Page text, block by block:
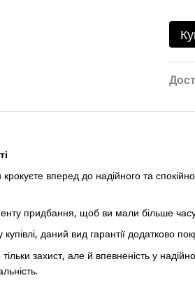
вперед до надійного та
придбання, щоб ви мали більше
даний вид гарантії додатково
захист, але й впевненість у